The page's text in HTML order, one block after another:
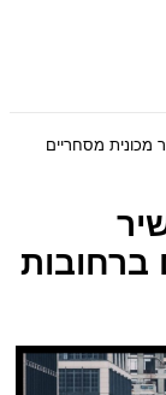
מכונית מסחריים
ברחובות